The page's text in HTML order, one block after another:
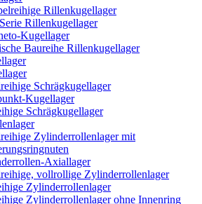
Rillenkugellager
Rillenkugellager
Kugellager
Baureihe Rillenkugellager
Schrägkugellager
Kugellager
Schrägkugellager
Zylinderrollenlager mit
Axiallager
vollrollige Zylinderrollenlager
Zylinderrollenlager
Zylinderrollenlager ohne Innenring